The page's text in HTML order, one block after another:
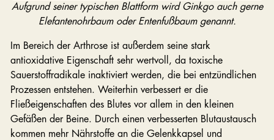
Aufgrund seiner typischen Blattform wird Ginkgo auch gerne
Elefantenohrbaum oder Entenfußbaum genannt.
Im Bereich der Arthrose ist außerdem seine stark
antioxidative Eigenschaft sehr wertvoll, da toxische
Sauerstoffradikale inaktiviert werden, die bei entzündlichen
Prozessen entstehen. Weiterhin verbessert er die
Fließeigenschaften des Blutes vor allem in den kleinen
Gefäßen der Beine. Durch einen verbesserten Blutaustausch
kommen mehr Nährstoffe an die Gelenkkapsel und